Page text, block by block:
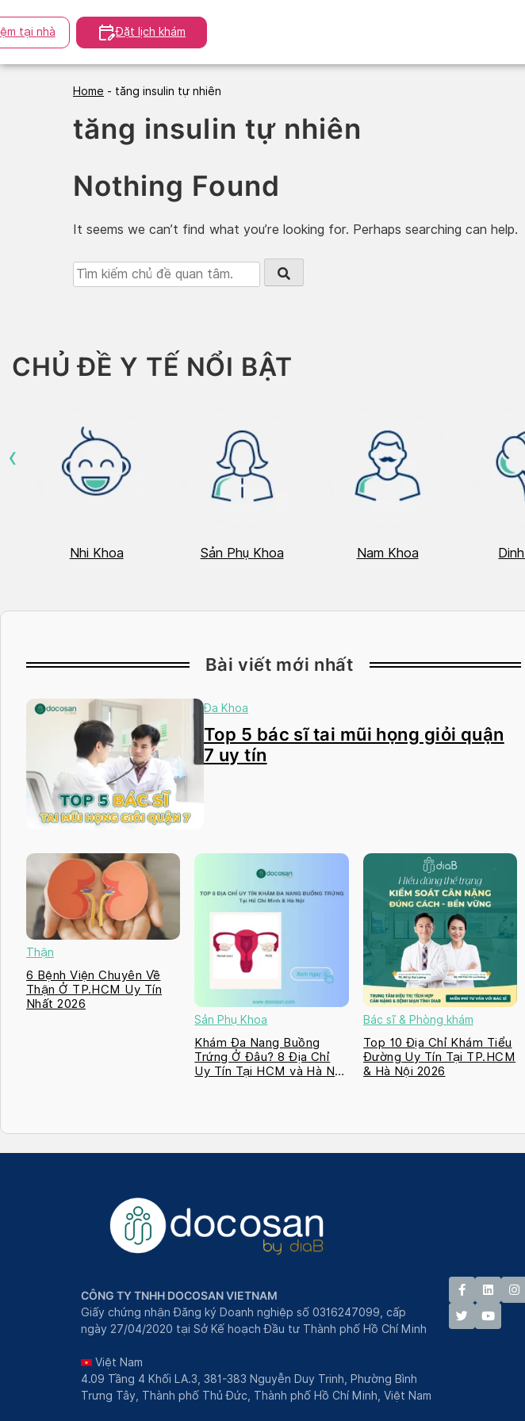
to
content
tại nhà Đặt lịch khám
Home - tăng insulin tự nhiên
tăng insulin tự nhiên
Nothing Found
It seems we can’t find what you’re looking for. Perhaps searching can help.
CHỦ ĐỀ Y TẾ NỔI BẬT
Nhi Khoa Sản Phụ Khoa Nam Khoa
‹
Bài viết mới nhất
Đa Khoa
Top 5 bác sĩ tai mũi họng giỏi quận
7 uy tín
Thận
6 Bệnh Viện Chuyên Về
Thận Ở TP.HCM Uy Tín
Nhất 2026
Sản Phụ Khoa
Khám Đa Nang Buồng
Trứng Ở Đâu? 8 Địa Chỉ
Uy Tín Tại HCM và Hà Nội
Bác sĩ & Phòng khám
Top 10 Địa Chỉ Khám Tiểu
Đường Uy Tín Tại TP.HCM
& Hà Nội 2026
CÔNG TY TNHH DOCOSAN VIETNAM
Giấy chứng nhận Đăng ký Doanh nghiệp số 0316247099, cấp
ngày 27/04/2020 tại Sở Kế hoạch Đầu tư Thành phố Hồ Chí Minh
Việt Nam
4.09 Tầng 4 Khối LA.3, 381-383 Nguyễn Duy Trinh, Phường Bình
Trưng Tây, Thành phố Thủ Đức, Thành phố Hồ Chí Minh, Việt Nam